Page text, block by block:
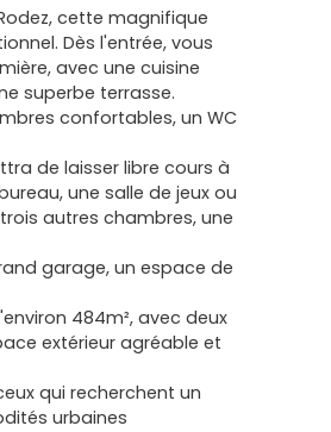
cette magnifique
Dès l'entrée, vous
avec une cuisine
superbe terrasse.
confortables, un WC
de laisser libre cours à
une salle de jeux ou
autres chambres, une
garage, un espace de
484m², avec deux
extérieur agréable et
qui recherchent un
urbaines